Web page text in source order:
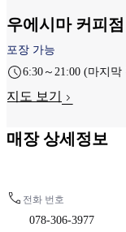
우에시마 커피점
포장 가능
6:30～21:00 (마지막
지도 보기
매장 상세정보
전화 번호
078-306-3977